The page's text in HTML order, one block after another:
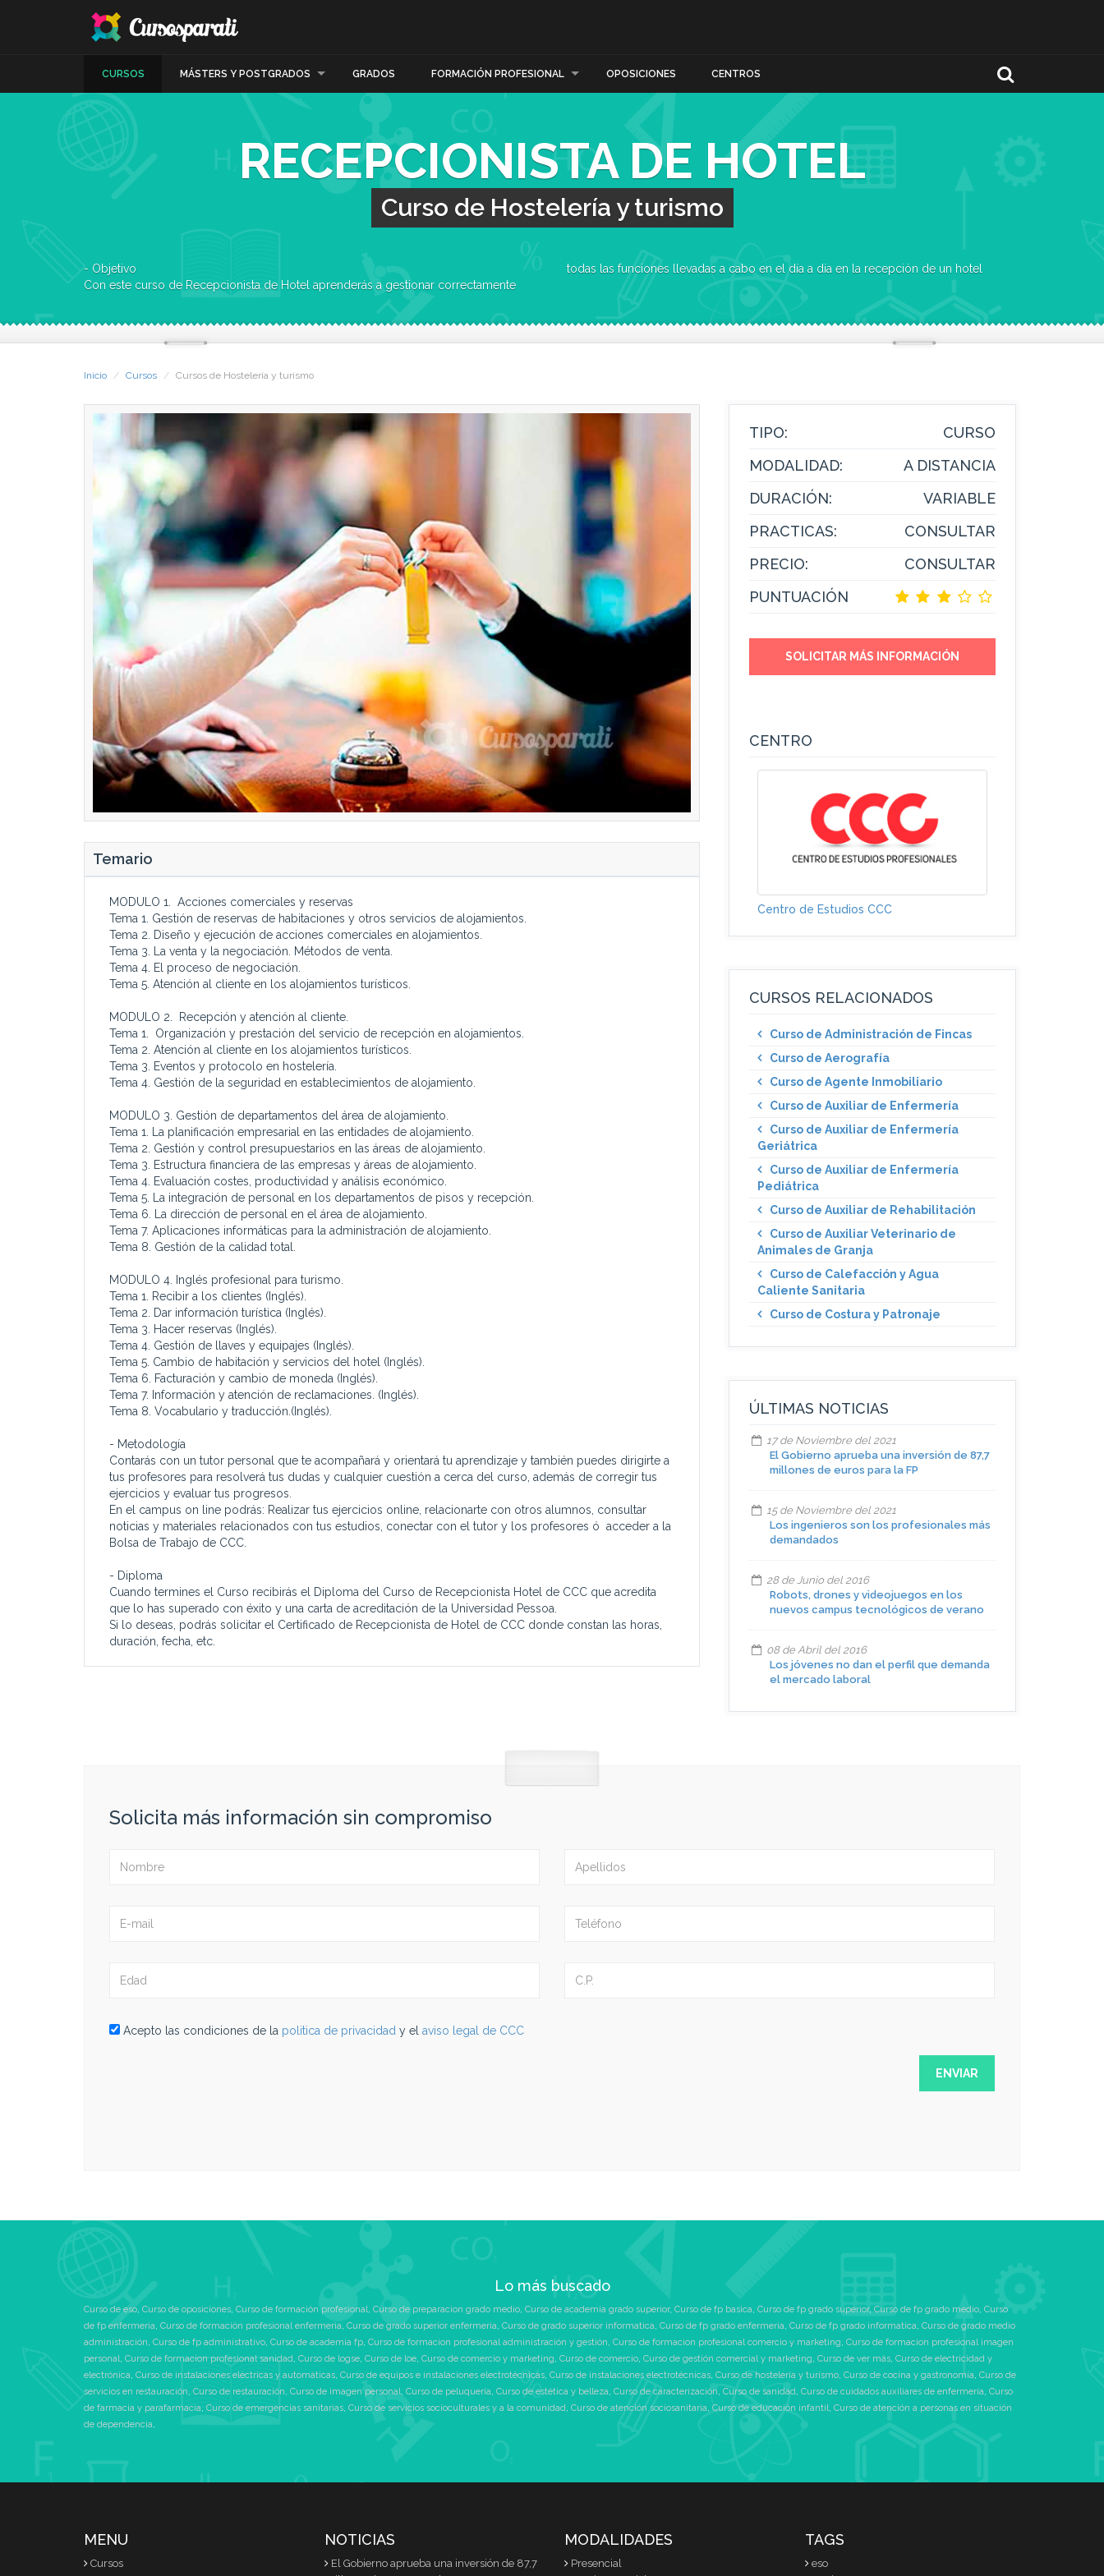
CURSOS MÁSTERS Y POSTGRADOS GRADOS FORMACIÓN PROFESIONAL OPOSICIONES CENTROS
RECEPCIONISTA DE HOTEL
Curso de Hostelería y turismo
- Objetivo
Con este curso de Recepcionista de Hotel aprenderás a gestionar correctamente
todas las funciones llevadas a cabo en el día a día en la recepción de un hotel
Inicio Cursos Cursos de Hostelería y turismo
Temario
MODULO 1. Acciones comerciales y reservas
Tema 1. Gestión de reservas de habitaciones y otros servicios de alojamientos.
Tema 2. Diseño y ejecución de acciones comerciales en alojamientos.
Tema 3. La venta y la negociación. Métodos de venta.
Tema 4. El proceso de negociación.
Tema 5. Atención al cliente en los alojamientos turísticos.
MODULO 2. Recepción y atención al cliente.
Tema 1. Organización y prestación del servicio de recepción en alojamientos.
Tema 2. Atención al cliente en los alojamientos turísticos.
Tema 3. Eventos y protocolo en hostelería.
Tema 4. Gestión de la seguridad en establecimientos de alojamiento.
MODULO 3. Gestión de departamentos del área de alojamiento.
Tema 1. La planificación empresarial en las entidades de alojamiento.
Tema 2. Gestión y control presupuestarios en las áreas de alojamiento.
Tema 3. Estructura financiera de las empresas y áreas de alojamiento.
Tema 4. Evaluación costes, productividad y análisis económico.
Tema 5. La integración de personal en los departamentos de pisos y recepción.
Tema 6. La dirección de personal en el área de alojamiento.
Tema 7. Aplicaciones informáticas para la administración de alojamiento.
Tema 8. Gestión de la calidad total.
MODULO 4. Inglés profesional para turismo.
Tema 1. Recibir a los clientes (Inglés).
Tema 2. Dar información turística (Inglés).
Tema 3. Hacer reservas (Inglés).
Tema 4. Gestión de llaves y equipajes (Inglés).
Tema 5. Cambio de habitación y servicios del hotel (Inglés).
Tema 6. Facturación y cambio de moneda (Inglés).
Tema 7. Información y atención de reclamaciones. (Inglés).
Tema 8. Vocabulario y traducción.(Inglés).
- Metodología
Contarás con un tutor personal que te acompañará y orientará tu aprendizaje y también puedes dirigirte a
tus profesores para resolverá tus dudas y cualquier cuestión a cerca del curso, además de corregir tus
ejercicios y evaluar tus progresos.
En el campus on line podrás: Realizar tus ejercicios online, relacionarte con otros alumnos, consultar
noticias y materiales relacionados con tus estudios, conectar con el tutor y los profesores ó acceder a la
Bolsa de Trabajo de CCC.
- Diploma
Cuando termines el Curso recibirás el Diploma del Curso de Recepcionista Hotel de CCC que acredita
que lo has superado con éxito y una carta de acreditación de la Universidad Pessoa.
Si lo deseas, podrás solicitar el Certificado de Recepcionista de Hotel de CCC donde constan las horas,
duración, fecha, etc.
TIPO:
CURSO
MODALIDAD:
A DISTANCIA
DURACIÓN:
VARIABLE
PRACTICAS:
CONSULTAR
PRECIO:
CONSULTAR
PUNTUACIÓN
SOLICITAR MÁS INFORMACIÓN
CENTRO
Centro de Estudios CCC
CURSOS RELACIONADOS
Curso de Administración de Fincas
Curso de Aerografía
Curso de Agente Inmobiliario
Curso de Auxiliar de Enfermería
Curso de Auxiliar de Enfermería
Geriátrica
Curso de Auxiliar de Enfermería
Pediátrica
Curso de Auxiliar de Rehabilitación
Curso de Auxiliar Veterinario de
Animales de Granja
Curso de Calefacción y Agua
Caliente Sanitaria
Curso de Costura y Patronaje
ÚLTIMAS NOTICIAS
17 de Noviembre del 2021
El Gobierno aprueba una inversión de 87,7
millones de euros para la FP
15 de Noviembre del 2021
Los ingenieros son los profesionales más
demandados
28 de Junio del 2016
Robots, drones y videojuegos en los
nuevos campus tecnológicos de verano
08 de Abril del 2016
Los jóvenes no dan el perfil que demanda
el mercado laboral
Solicita más información sin compromiso
Acepto las condiciones de la politica de privacidad y el aviso legal de CCC
Lo más buscado
Curso de eso, Curso de oposiciones, Curso de formación profesional, Curso de preparacion grado medio, Curso de academia grado superior, Curso de fp basica, Curso de fp grado superior,Curso de fp grado medio, Curso
de fp enfermeria, Curso de formación profesional enfermeria, Curso de grado superior enfermeria, Curso de grado superior informatica, Curso de fp grado enfermeria, Curso de fp grado informatica, Curso de grado medio
administración, Curso de fp administrativo, Curso de academia fp, Curso de formacion profesional administración y gestión, Curso de formacion profesional comercio y marketing, Curso de formacion profesional imagen
personal, Curso de formacion profesional sanidad, Curso de logse, Curso de loe, Curso de comercio y marketing, Curso de comercio, Curso de gestión comercial y marketing, Curso de ver más, Curso de electricidad y
electrónica, Curso de instalaciones eléctricas y automáticas, Curso de equipos e instalaciones electrotécnicas, Curso de instalaciones electrotécnicas, Curso de hostelería y turismo, Curso de cocina y gastronomía, Curso de
servicios en restauración, Curso de restauración, Curso de imagen personal, Curso de peluquería, Curso de estética y belleza, Curso de caracterización, Curso de sanidad, Curso de cuidados auxiliares de enfermería, Curso
de farmacia y parafarmacia, Curso de emergencias sanitarias, Curso de servicios socioculturales y a la comunidad, Curso de atención sociosanitaria, Curso de educación infantil, Curso de atención a personas en situación
de dependencia,
MENU
Cursos
NOTICIAS
El Gobierno aprueba una inversión de 87,7
MODALIDADES
Presencial
TAGS
eso